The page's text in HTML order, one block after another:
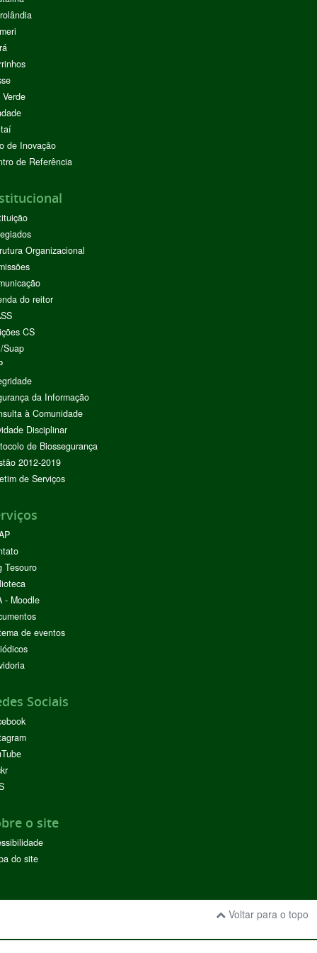
de Inovação
de Referência
Organizacional
do reitor
CS
Suap
da Informação
à Comunidade
Disciplinar
de Biossegurança
2012-2019
de Serviços
Tesouro
- Moodle
de eventos
Sociais
o site
do site
Voltar para o topo